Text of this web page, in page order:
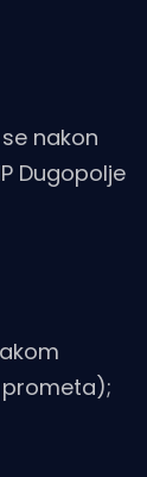
nakon
Dugopolje
prometa);